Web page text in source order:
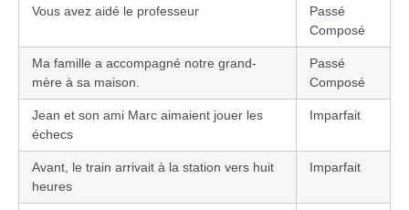
Vous avez aidé le professeur
Passé
Composé
Ma famille a accompagné notre grand-
mère à sa maison.
Passé
Composé
Jean et son ami Marc aimaient jouer les
échecs
Imparfait
Avant, le train arrivait à la station vers huit
heures
Imparfait